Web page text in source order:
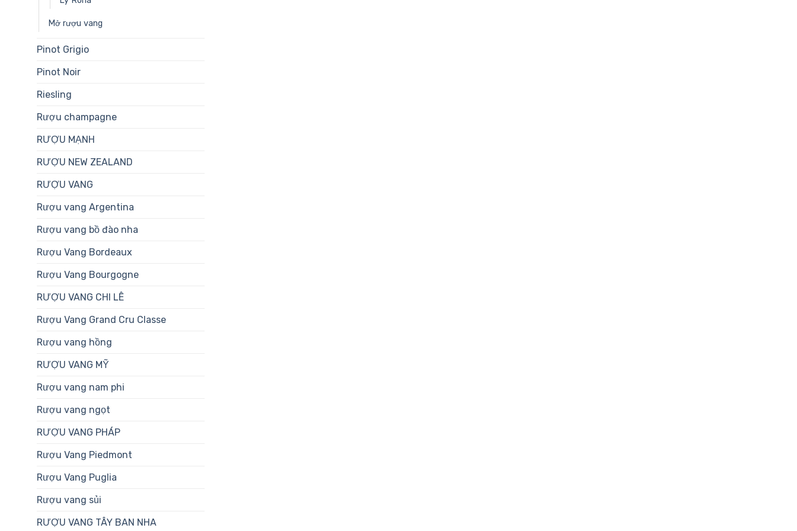
Mở rượu vang
Pinot Grigio
Pinot Noir
Riesling
Rượu champagne
RƯỢU MẠNH
RƯỢU NEW ZEALAND
RƯỢU VANG
Rượu vang Argentina
Rượu vang bồ đào nha
Rượu Vang Bordeaux
Rượu Vang Bourgogne
RƯỢU VANG CHI LÊ
Rượu Vang Grand Cru Classe
Rượu vang hồng
RƯỢU VANG MỸ
Rượu vang nam phi
Rượu vang ngọt
RƯỢU VANG PHÁP
Rượu Vang Piedmont
Rượu Vang Puglia
Rượu vang sủi
RƯỢU VANG TÂY BAN NHA